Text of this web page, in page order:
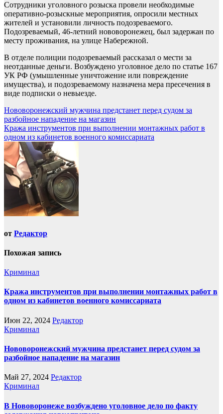
Сотрудники уголовного розыска провели необходимые
оперативно-розыскные мероприятия, опросили местных
жителей и установили личность подозреваемого.
Подозреваемый, 46-летний нововоронежец, был задержан по
месту проживания, на улице Набережной.
В отделе полиции подозреваемый рассказал о мести за
неотданные деньги. Возбуждено уголовное дело по статье 167
УК РФ (умышленные уничтожение или повреждение
имущества), и подозреваемому назначена мера пресечения в
виде подписки о невыезде.
Навигация
по
записям
Нововоронежский мужчина предстанет перед судом за
разбойное нападение на магазин
Кража инструментов при выполнении монтажных работ в
одном из кабинетов военного комиссариата
от Редактор
Похожая запись
Криминал
Кража инструментов при выполнении монтажных работ в
одном из кабинетов военного комиссариата
Июн 22, 2024 Редактор
Криминал
Нововоронежский мужчина предстанет перед судом за
разбойное нападение на магазин
Май 27, 2024 Редактор
Криминал
В Нововоронеже возбуждено уголовное дело по факту